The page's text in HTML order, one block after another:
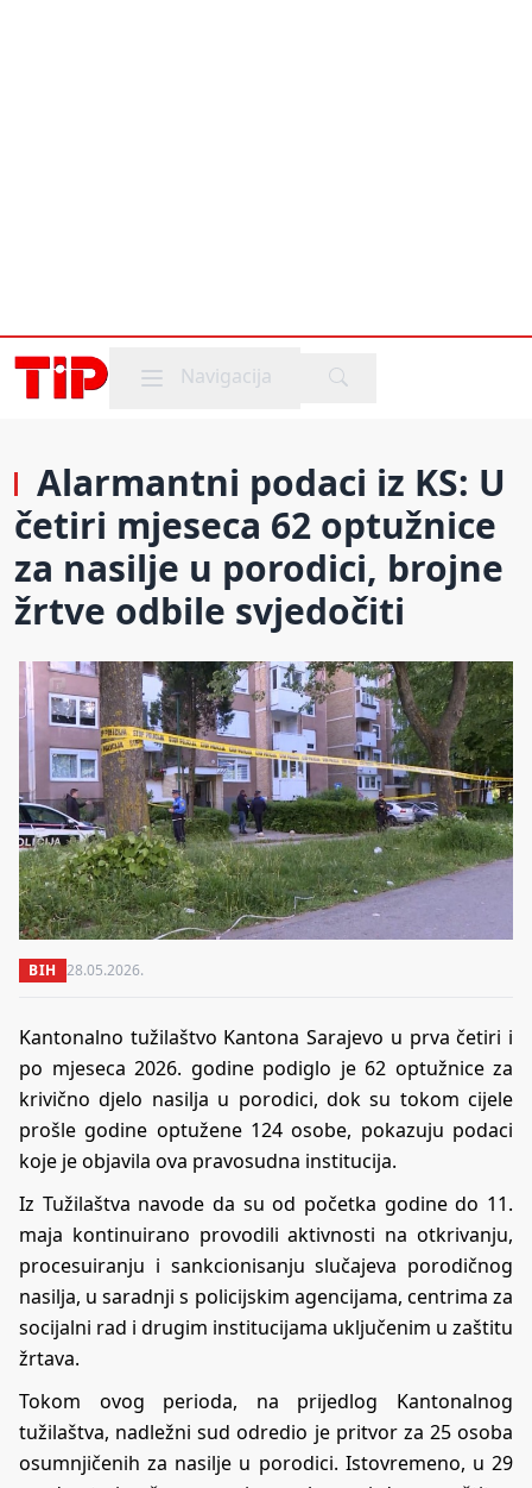
Mobile menu
Navigacija
Alarmantni podaci iz KS: U
četiri mjeseca 62 optužnice
za nasilje u porodici, brojne
žrtve odbile svjedočiti
BIH 28.05.2026.
Kantonalno tužilaštvo Kantona Sarajevo u prva četiri i
po mjeseca 2026. godine podiglo je 62 optužnice za
krivično djelo nasilja u porodici, dok su tokom cijele
prošle godine optužene 124 osobe, pokazuju podaci
koje je objavila ova pravosudna institucija.
Iz Tužilaštva navode da su od početka godine do 11.
maja kontinuirano provodili aktivnosti na otkrivanju,
procesuiranju i sankcionisanju slučajeva porodičnog
nasilja, u saradnji s policijskim agencijama, centrima za
socijalni rad i drugim institucijama uključenim u zaštitu
žrtava.
Tokom ovog perioda, na prijedlog Kantonalnog
tužilaštva, nadležni sud odredio je pritvor za 25 osoba
osumnjičenih za nasilje u porodici. Istovremeno, u 29